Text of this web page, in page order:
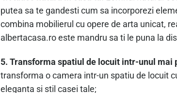
putea sa te gandesti cum sa incorporezi
combina mobilierul cu opere de arta unicat,
albertacasa.ro este mandru sa ti le puna la
5. Transforma spatiul de locuit intr-unul mai
transforma o camera intr-un spatiu de locuit
eleganta si stil casei tale;